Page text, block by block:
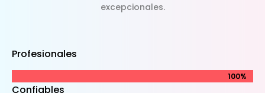
excepcionales.
Profesionales
100%
100%
Confiables